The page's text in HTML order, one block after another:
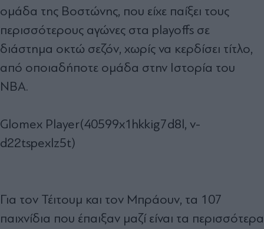
ομάδα της Βοστώνης, που είχε παίξει τους
περισσότερους αγώνες στα playoffs σε
διάστημα οκτώ σεζόν, χωρίς να κερδίσει τίτλο,
από οποιαδήποτε ομάδα στην Ιστορία του
ΝΒΑ.
Glomex Player(40599x1hkkig7d8l, v-
d22tspexlz5t)
Για τον Τέιτουμ και τον Μπράουν, τα 107
παιχνίδια που έπαιξαν μαζί είναι τα περισσότερα